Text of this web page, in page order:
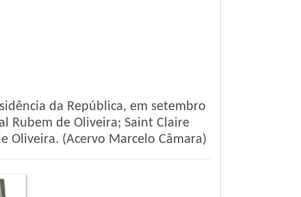
da República, em setembro
Rubem de Oliveira; Saint Claire
Oliveira. (Acervo Marcelo Câmara)